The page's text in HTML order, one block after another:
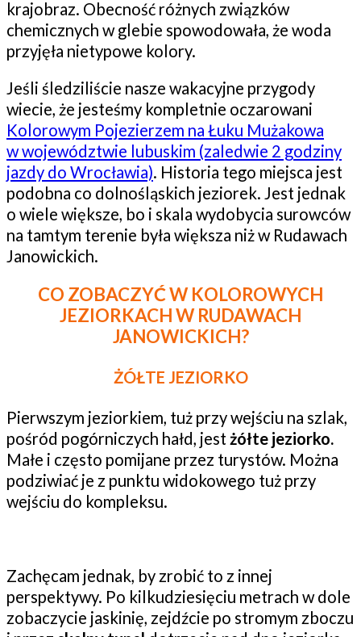
krajobraz. Obecność różnych związków
chemicznych w glebie spowodowała, że woda
przyjęła nietypowe kolory.
Jeśli śledziliście nasze wakacyjne przygody
wiecie, że jesteśmy kompletnie oczarowani
Kolorowym Pojezierzem na Łuku Mużakowa
w województwie lubuskim (zaledwie 2 godziny
jazdy do Wrocławia). Historia tego miejsca jest
podobna co dolnośląskich jeziorek. Jest jednak
o wiele większe, bo i skala wydobycia surowców
na tamtym terenie była większa niż w Rudawach
Janowickich.
CO ZOBACZYĆ W KOLOROWYCH
JEZIORKACH W RUDAWACH
JANOWICKICH?
ŻÓŁTE JEZIORKO
Pierwszym jeziorkiem, tuż przy wejściu na szlak,
pośród pogórniczych hałd, jest żółte jeziorko.
Małe i często pomijane przez turystów. Można
podziwiać je z punktu widokowego tuż przy
wejściu do kompleksu.
Zachęcam jednak, by zrobić to z innej
perspektywy. Po kilkudziesięciu metrach w dole
zobaczycie jaskinię, zejdźcie po stromym zboczu